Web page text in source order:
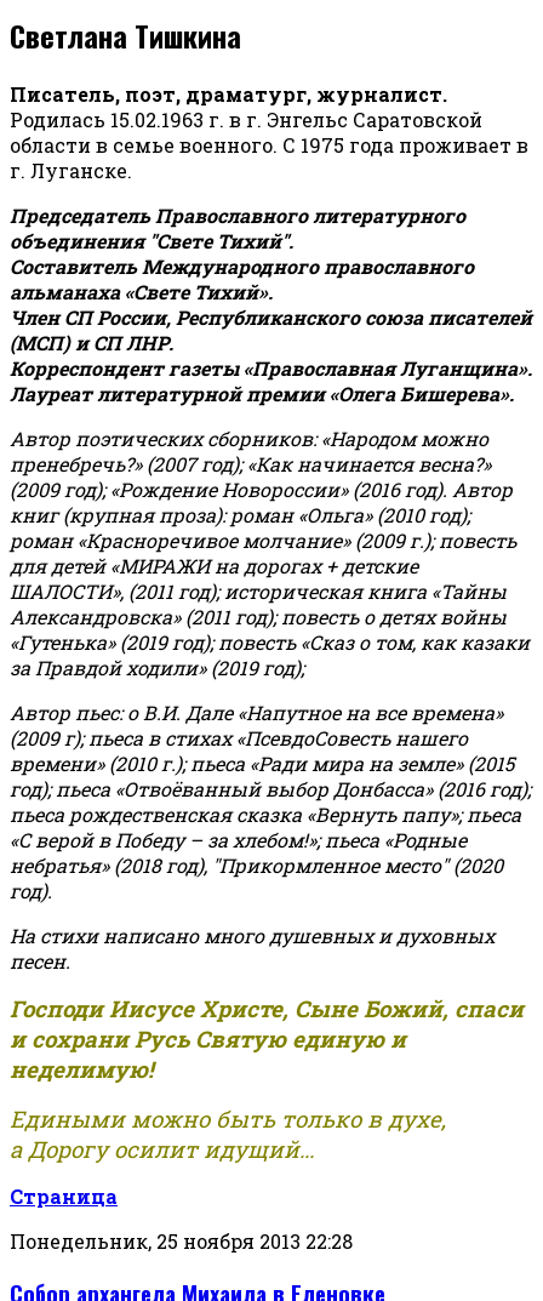
Светлана Тишкина
Писатель, поэт, драматург, журналист.
Родилась 15.02.1963 г. в г. Энгельс Саратовской
области в семье военного. С 1975 года проживает в
г. Луганске.
Председатель Православного литературного
объединения "Свете Тихий".
Составитель Международного православного
альманаха «Свете Тихий».
Член СП России, Республиканского союза писателей
(МСП) и СП ЛНР.
Корреспондент газеты «Православная Луганщина».
Лауреат литературной премии «Олега Бишерева».
Автор поэтических сборников: «Народом можно
пренебречь?» (2007 год); «Как начинается весна?»
(2009 год); «Рождение Новороссии» (2016 год). Автор
книг (крупная проза): роман «Ольга» (2010 год);
роман «Красноречивое молчание» (2009 г.); повесть
для детей «МИРАЖИ на дорогах + детские
ШАЛОСТИ», (2011 год); историческая книга «Тайны
Александровска» (2011 год); повесть о детях войны
«Гутенька» (2019 год); повесть «Сказ о том, как казаки
за Правдой ходили» (2019 год);
Автор пьес: о В.И. Дале «Напутное на все времена»
(2009 г); пьеса в стихах «ПсевдоСовесть нашего
времени» (2010 г.); пьеса «Ради мира на земле» (2015
год); пьеса «Отвоёванный выбор Донбасса» (2016 год);
пьеса рождественская сказка «Вернуть папу»; пьеса
«С верой в Победу – за хлебом!»;пьеса «Родные
небратья» (2018 год), "Прикормленное место" (2020
год).
На стихи написано много душевных и духовных
песен.
Господи Иисусе Христе, Сыне Божий, спаси
и сохрани Русь Святую единую и
неделимую!
Едиными можно быть только в духе,
а Дорогу осилит идущий...
Страница
Понедельник, 25 ноября 2013 22:28
Собор архангела Михаила в Еленовке